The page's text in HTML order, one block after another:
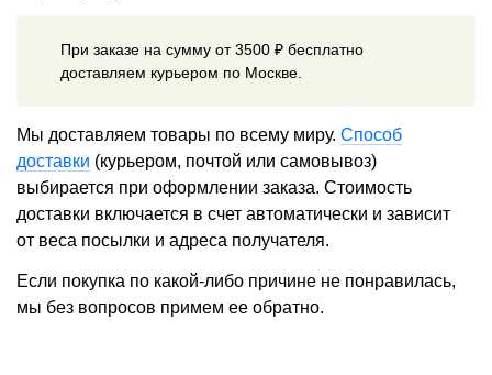
При заказе на сумму от 3500 ₽ бесплатно
доставляем курьером по Москве.
Мы доставляем товары по всему миру. Способ
доставки (курьером, почтой или самовывоз)
выбирается при оформлении заказа. Стоимость
доставки включается в счет автоматически и зависит
от веса посылки и адреса получателя.
Если покупка по какой-либо причине не понравилась,
мы без вопросов примем ее обратно.